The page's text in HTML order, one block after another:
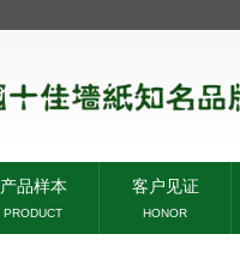
产品样本
PRODUCT
客户见证
HONOR